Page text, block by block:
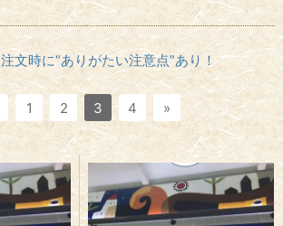
注文時に“ありがたい注意点”あり！
1 2 3 4 »